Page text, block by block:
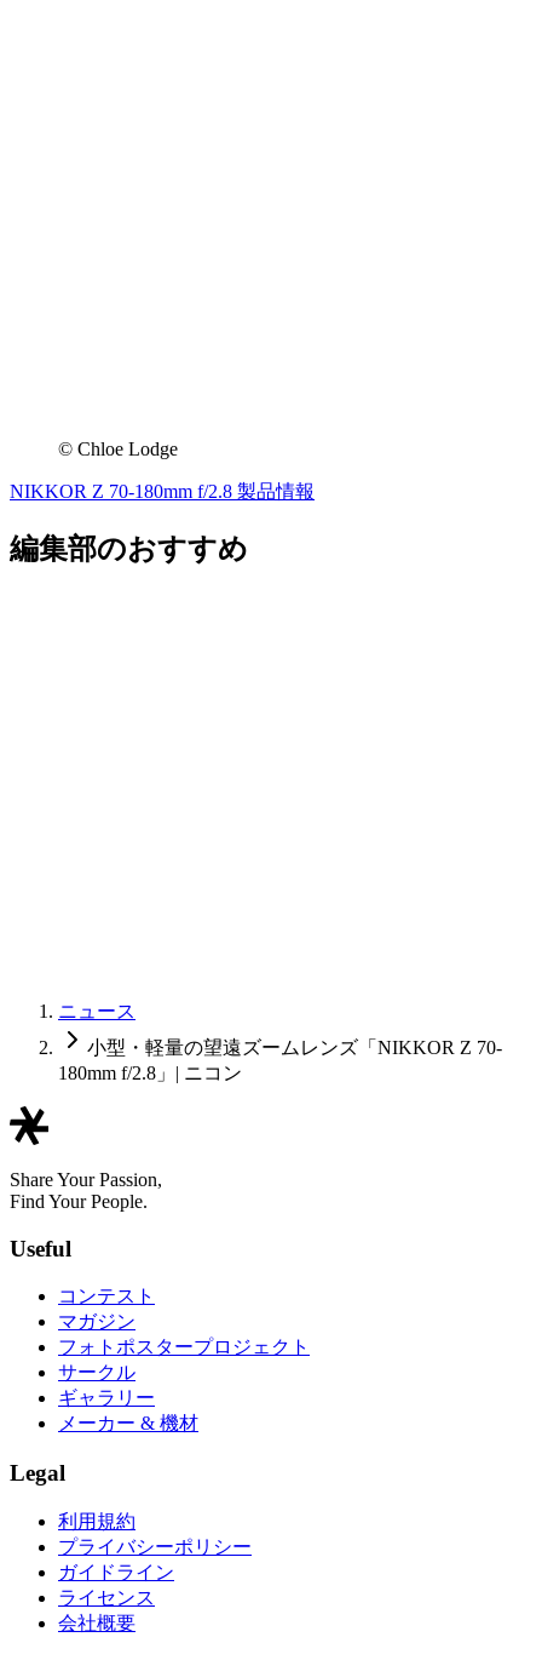
© Chloe Lodge
NIKKOR Z 70-180mm f/2.8 製品情報
編集部のおすすめ
ニュース
小型・軽量の望遠ズームレンズ「NIKKOR Z 70-
180mm f/2.8」| ニコン
Share Your Passion,
Find Your People.
Useful
コンテスト
マガジン
フォトポスタープロジェクト
サークル
ギャラリー
メーカー & 機材
Legal
利用規約
プライバシーポリシー
ガイドライン
ライセンス
会社概要